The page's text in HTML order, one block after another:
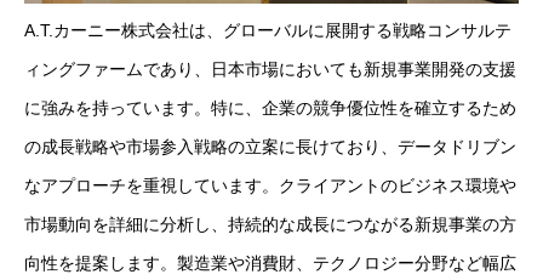
A.T.カーニー株式会社は、グローバルに展開する戦略コンサルテ
ィングファームであり、日本市場においても新規事業開発の支援
に強みを持っています。特に、企業の競争優位性を確立するため
の成長戦略や市場参入戦略の立案に長けており、データドリブン
なアプローチを重視しています。クライアントのビジネス環境や
市場動向を詳細に分析し、持続的な成長につながる新規事業の方
向性を提案します。製造業や消費財、テクノロジー分野など幅広